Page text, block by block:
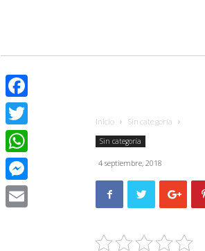
Inicio Sin categoría
Sin categoría
4 septiembre, 2018
Facebook
Twitter
WhatsApp
Messenger